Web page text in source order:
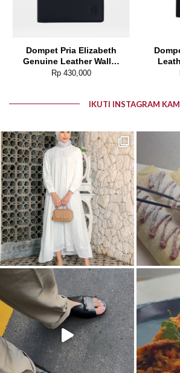
Dompet Pria Elizabeth
Genuine Leather Wallet
0111-0331 (ANTI-RFID)
Rp430,000
IKUTI INSTAGRAM